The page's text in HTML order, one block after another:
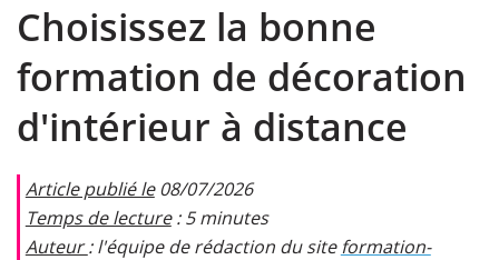
Choisissez la bonne
formation de décoration
d'intérieur à distance
Article publié le08/07/2026
Temps de lecture: 5 minutes
Auteur: l'équipe de rédaction du siteformation-